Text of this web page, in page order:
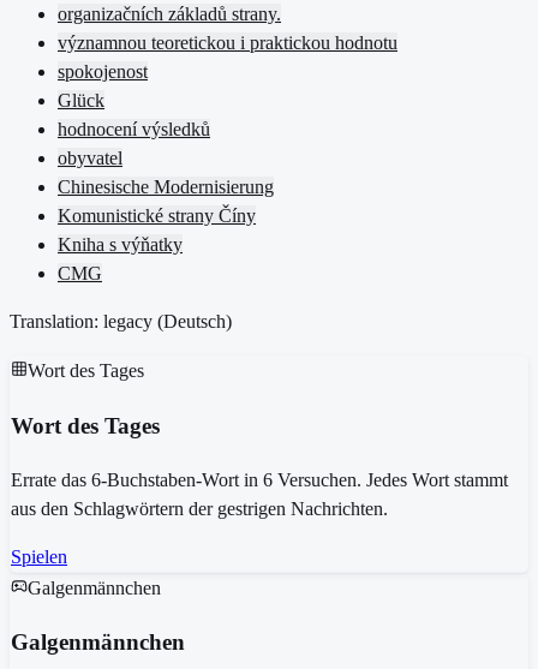
organizačních základů strany.
významnou teoretickou i praktickou hodnotu
spokojenost
Glück
hodnocení výsledků
obyvatel
Chinesische Modernisierung
Komunistické strany Číny
Kniha s výňatky
CMG
Translation: legacy (Deutsch)
Wort des Tages
Wort des Tages
Errate das 6-Buchstaben-Wort in 6 Versuchen. Jedes Wort stammt
aus den Schlagwörtern der gestrigen Nachrichten.
Spielen
Galgenmännchen
Galgenmännchen